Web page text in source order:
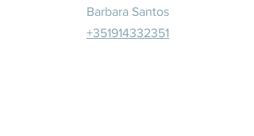
Barbara Santos
+351914332351